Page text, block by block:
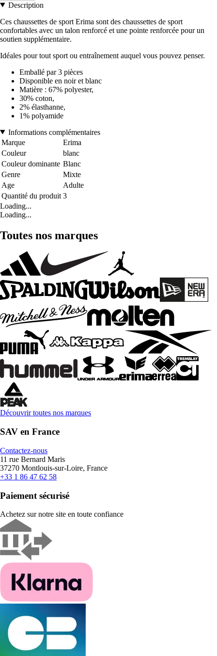
Description
Ces chaussettes de sport Erima sont des chaussettes de sport
confortables avec un talon renforcé et une pointe renforcée pour un
soutien supplémentaire.
Idéales pour tout sport ou entraînement auquel vous pouvez penser.
Emballé par 3 pièces
Disponible en noir et blanc
Matière : 67% polyester,
30% coton,
2% élasthanne,
1% polyamide
Informations complémentaires
Marque
Erima
Couleur
blanc
Couleur dominante Blanc
Genre
Mixte
Age
Adulte
Quantité du produit 3
Loading...
Loading...
Toutes nos marques
Découvrir toutes nos marques
SAV en France
Contactez-nous
11 rue Bernard Maris
37270 Montlouis-sur-Loire, France
+33 1 86 47 62 58
Paiement sécurisé
Achetez sur notre site en toute confiance